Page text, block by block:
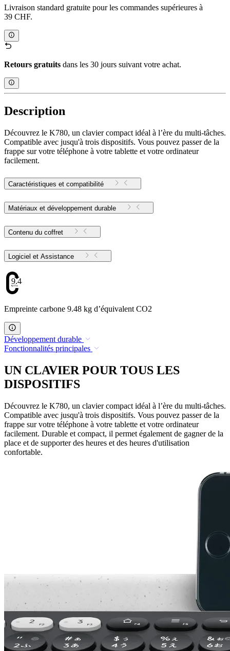
Livraison standard gratuite pour les commandes supérieures à
39 CHF.
Retours gratuits dans les 30 jours suivant votre achat.
Description
Découvrez le K780, un clavier compact idéal à l’ère du multi-tâches.
Compatible avec jusqu'à trois dispositifs. Vous pouvez passer de la
frappe sur votre téléphone à votre tablette et votre ordinateur
facilement.
Caractéristiques et compatibilité
Matériaux et développement durable
Contenu du coffret
Logiciel et Assistance
9.48
Empreinte carbone 9.48 kg d’équivalent CO2
Développement durable
Fonctionnalités principales
UN CLAVIER POUR TOUS LES
DISPOSITIFS
Découvrez le K780, un clavier compact idéal à l’ère du multi-tâches.
Compatible avec jusqu'à trois dispositifs. Vous pouvez passer de la
frappe sur votre téléphone à votre tablette et votre ordinateur
facilement. Durable et compact, il permet également de gagner de la
place et de supporter des heures et des heures d'utilisation
confortable.